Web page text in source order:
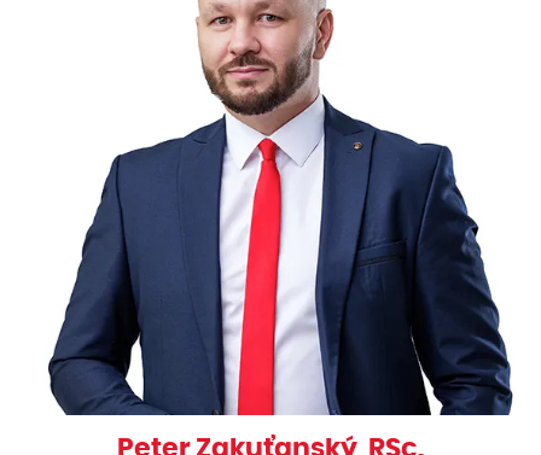
Peter Zakuťanský, RSc.